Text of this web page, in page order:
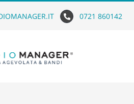
0721 860142